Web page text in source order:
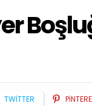
TWITTER